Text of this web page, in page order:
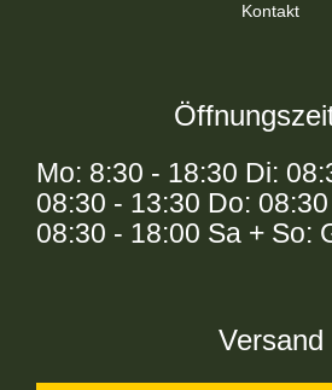
Kontakt
Mo: 8:30 - 18:30 Di:
08:30 - 13:30 Do:
08:30 - 18:00 Sa + So:
Versand